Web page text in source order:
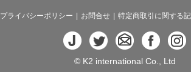
プライバシーポリシー | お問合せ | 特定商取引に関する
© K2 international Co., Ltd